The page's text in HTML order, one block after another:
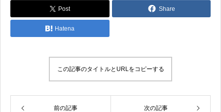
Post Share
Hatena
この記事のタイトルとURLをコピーする
前の記事 次の記事